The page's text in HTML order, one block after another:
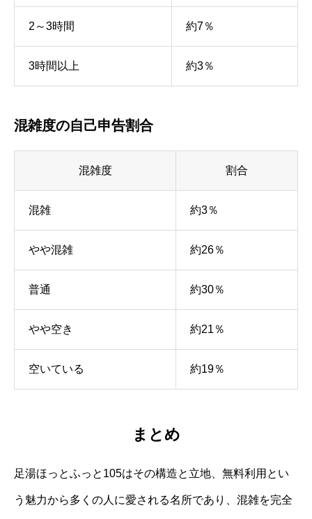
2～3時間 約7％
3時間以上 約3％
混雑度の自己申告割合
混雑度 割合
混雑 約3％
やや混雑 約26％
普通 約30％
やや空き 約21％
空いている 約19％
まとめ
足湯ほっとふっと105はその構造と立地、無料利用とい
う魅力から多くの人に愛される名所であり、混雑を完全